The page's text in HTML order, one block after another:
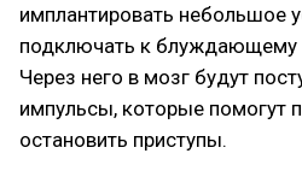
имплантировать небольшое
подключать к блуждающему
Через него в мозг будут
импульсы, которые помогут
остановить приступы.